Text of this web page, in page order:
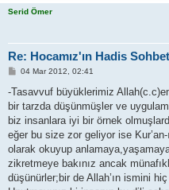
Serid Ömer
Re: Hocamız'ın Hadis
P
s
04 Mar 2012, 02:41
-Tasavvuf büyüklerimiz
bir tarzda düşünmüşler ve
biz insanlara iyi bir örnek
eğer bu size zor geliyor ise
olarak okuyup
zikretmeye bakınız ancak
düşünürler;bir de Allah’ın ismini